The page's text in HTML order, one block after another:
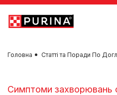
Skip to main content
Головна Статті та Поради По
Симптоми захворювань